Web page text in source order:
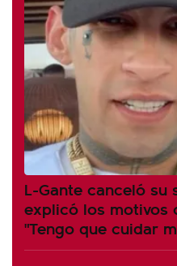
L-Gante canceló su
explicó los motivos
"Tengo que cuidar